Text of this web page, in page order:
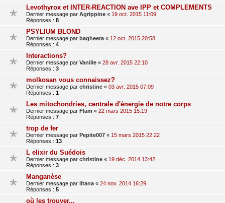
Levothyrox et INTER-REACTION ave IPP et COMPLEMENTS
Dernier message par Agrippine « 19 oct. 2015 11:09
Réponses : 8
PSYLIUM BLOND
Dernier message par bagheera « 12 oct. 2015 20:58
Réponses : 4
Interactions?
Dernier message par Vanille « 28 avr. 2015 22:10
Réponses : 3
molkosan vous connaissez?
Dernier message par christine « 03 avr. 2015 07:09
Réponses : 1
Les mitochondries, centrale d'énergie de notre corps
Dernier message par Flam « 22 mars 2015 15:19
Réponses : 7
trop de fer
Dernier message par Pepite007 « 15 mars 2015 22:22
Réponses : 13
L elixir du Suédois
Dernier message par christine « 19 déc. 2014 13:42
Réponses : 3
Manganèse
Dernier message par litana « 24 nov. 2014 16:29
Réponses : 5
où les trouver...